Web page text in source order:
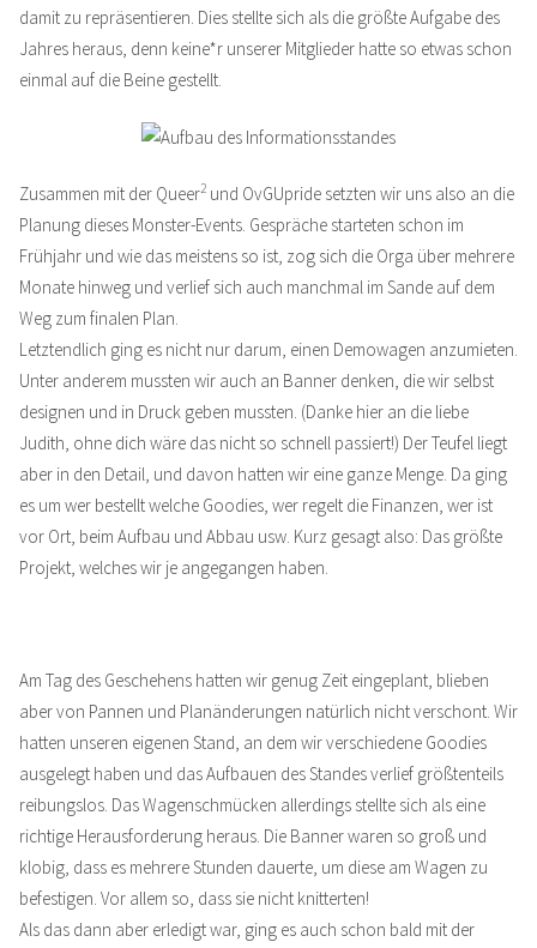
damit zu repräsentieren. Dies stellte sich als die größte Aufgabe des
Jahres heraus, denn keine*r unserer Mitglieder hatte so etwas schon
einmal auf die Beine gestellt.
Zusammen mit der Queer2 und OvGUpride setzten wir uns also an die
Planung dieses Monster-Events. Gespräche starteten schon im
Frühjahr und wie das meistens so ist, zog sich die Orga über mehrere
Monate hinweg und verlief sich auch manchmal im Sande auf dem
Weg zum finalen Plan.
Letztendlich ging es nicht nur darum, einen Demowagen anzumieten.
Unter anderem mussten wir auch an Banner denken, die wir selbst
designen und in Druck geben mussten. (Danke hier an die liebe
Judith, ohne dich wäre das nicht so schnell passiert!) Der Teufel liegt
aber in den Detail, und davon hatten wir eine ganze Menge. Da ging
es um wer bestellt welche Goodies, wer regelt die Finanzen, wer ist
vor Ort, beim Aufbau und Abbau usw. Kurz gesagt also: Das größte
Projekt, welches wir je angegangen haben.
Am Tag des Geschehens hatten wir genug Zeit eingeplant, blieben
aber von Pannen und Planänderungen natürlich nicht verschont. Wir
hatten unseren eigenen Stand, an dem wir verschiedene Goodies
ausgelegt haben und das Aufbauen des Standes verlief größtenteils
reibungslos. Das Wagenschmücken allerdings stellte sich als eine
richtige Herausforderung heraus. Die Banner waren so groß und
klobig, dass es mehrere Stunden dauerte, um diese am Wagen zu
befestigen. Vor allem so, dass sie nicht knitterten!
Als das dann aber erledigt war, ging es auch schon bald mit der